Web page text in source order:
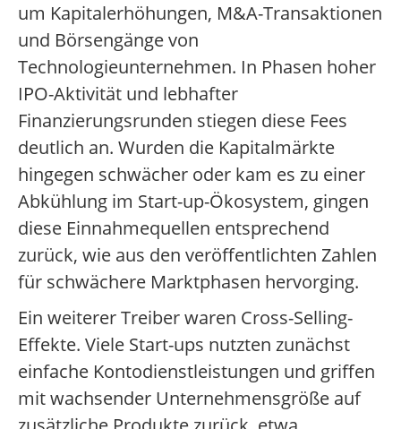
um Kapitalerhöhungen, M&A-Transaktionen
und Börsengänge von
Technologieunternehmen. In Phasen hoher
IPO-Aktivität und lebhafter
Finanzierungsrunden stiegen diese Fees
deutlich an. Wurden die Kapitalmärkte
hingegen schwächer oder kam es zu einer
Abkühlung im Start-up-Ökosystem, gingen
diese Einnahmequellen entsprechend
zurück, wie aus den veröffentlichten Zahlen
für schwächere Marktphasen hervorging.
Ein weiterer Treiber waren Cross-Selling-
Effekte. Viele Start-ups nutzten zunächst
einfache Kontodienstleistungen und griffen
mit wachsender Unternehmensgröße auf